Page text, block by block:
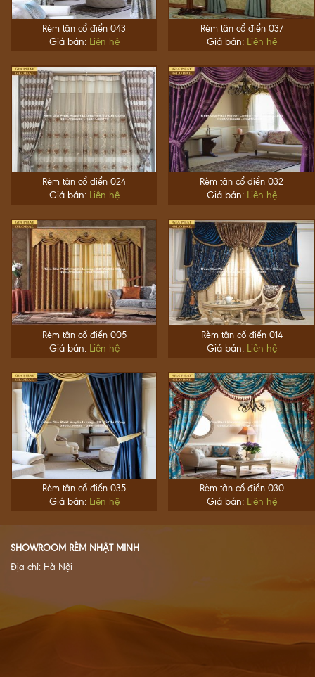
Rèm tân cổ điển 043
Giá bán: Liên hệ
Rèm tân cổ điển 037
Giá bán: Liên hệ
Rèm tân cổ điển 024
Giá bán: Liên hệ
Rèm tân cổ điển 032
Giá bán: Liên hệ
Rèm tân cổ điển 005
Giá bán: Liên hệ
Rèm tân cổ điển 014
Giá bán: Liên hệ
Rèm tân cổ điển 035
Giá bán: Liên hệ
Rèm tân cổ điển 030
Giá bán: Liên hệ
SHOWROOM RÈM NHẬT MINH
Địa chỉ: Hà Nội